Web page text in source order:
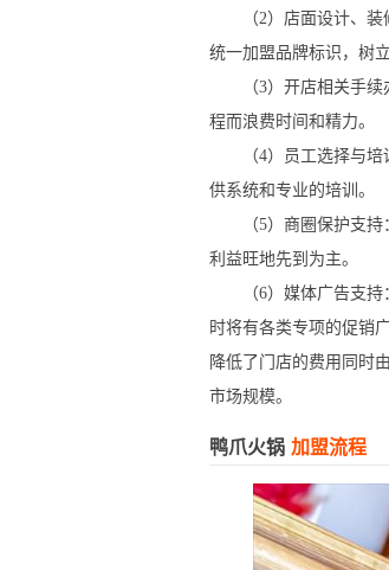
（2）店面设计、装修
统一加盟品牌标识，树
（3）开店相关手续办
程而浪费时间和精力。
（4）员工选择与培训
供系统和专业的培训。
（5）商圈保护支持：
利益旺地先到为主。
（6）媒体广告支持：
时将有各类专项的促销
降低了门店的费用同时
市场规模。
鸭爪火锅 加盟流程